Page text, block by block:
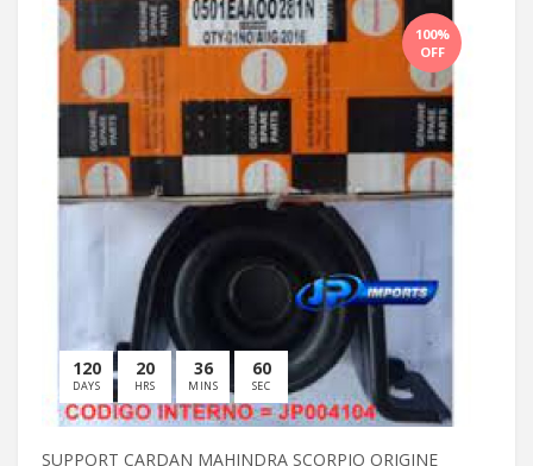
100%
OFF
120
DAYS
20
HRS
36
MINS
60
SEC
SUPPORT CARDAN MAHINDRA SCORPIO ORIGINE